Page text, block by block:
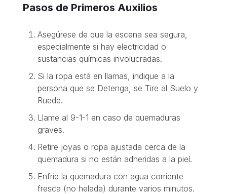
Pasos de Primeros Auxilios
Asegúrese de que la escena sea segura,
especialmente si hay electricidad o
sustancias químicas involucradas.
Si la ropa está en llamas, indique a la
persona que se Detenga, se Tire al Suelo y
Ruede.
Llame al 9-1-1 en caso de quemaduras
graves.
Retire joyas o ropa ajustada cerca de la
quemadura si no están adheridas a la piel.
Enfríe la quemadura con agua corriente
fresca (no helada) durante varios minutos.